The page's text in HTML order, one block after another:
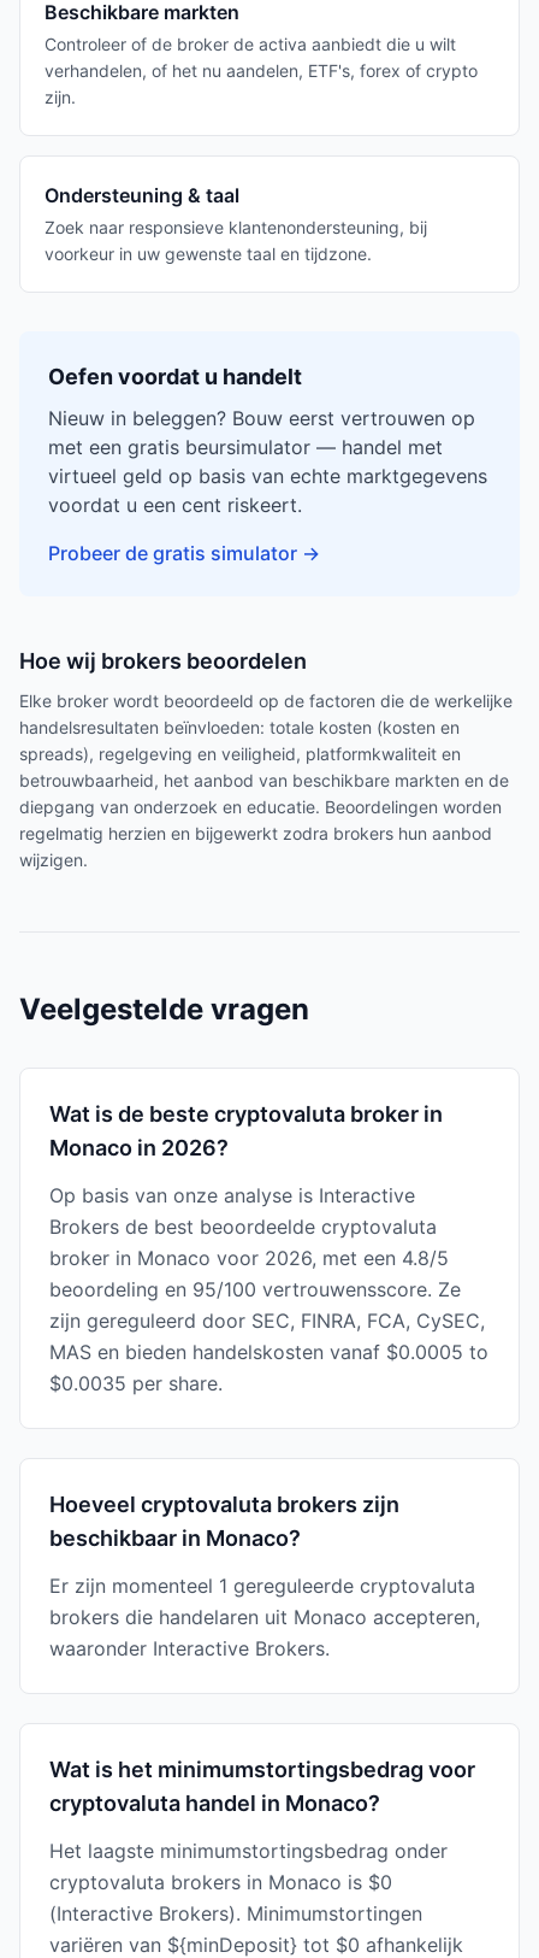
Beschikbare markten
Controleer of de broker de activa aanbiedt die u wilt
verhandelen, of het nu aandelen, ETF's, forex of crypto
zijn.
Ondersteuning & taal
Zoek naar responsieve klantenondersteuning, bij
voorkeur in uw gewenste taal en tijdzone.
Oefen voordat u handelt
Nieuw in beleggen? Bouw eerst vertrouwen op
met een gratis beursimulator — handel met
virtueel geld op basis van echte marktgegevens
voordat u een cent riskeert.
Probeer de gratis simulator →
Hoe wij brokers beoordelen
Elke broker wordt beoordeeld op de factoren die de werkelijke
handelsresultaten beïnvloeden: totale kosten (kosten en
spreads), regelgeving en veiligheid, platformkwaliteit en
betrouwbaarheid, het aanbod van beschikbare markten en de
diepgang van onderzoek en educatie. Beoordelingen worden
regelmatig herzien en bijgewerkt zodra brokers hun aanbod
wijzigen.
Veelgestelde vragen
Wat is de beste cryptovaluta broker in
Monaco in 2026?
Op basis van onze analyse is Interactive
Brokers de best beoordeelde cryptovaluta
broker in Monaco voor 2026, met een 4.8/5
beoordeling en 95/100 vertrouwensscore. Ze
zijn gereguleerd door SEC, FINRA, FCA, CySEC,
MAS en bieden handelskosten vanaf $0.0005 to
$0.0035 per share.
Hoeveel cryptovaluta brokers zijn
beschikbaar in Monaco?
Er zijn momenteel 1 gereguleerde cryptovaluta
brokers die handelaren uit Monaco accepteren,
waaronder Interactive Brokers.
Wat is het minimumstortingsbedrag voor
cryptovaluta handel in Monaco?
Het laagste minimumstortingsbedrag onder
cryptovaluta brokers in Monaco is $0
(Interactive Brokers). Minimumstortingen
variëren van ${minDeposit} tot $0 afhankelijk